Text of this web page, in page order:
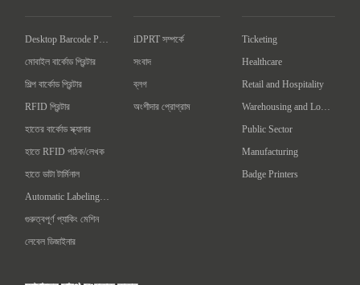
মোবাইল বার্কোড প্রিন্টার
শিল্প বার্কোড প্রিন্টার
RFID প্রিন্টার
হাতের বার্কোড স্ক্যানার
হাতে RFID পাঠক/লেখক
হাতে ডাটা টার্মিনাল
গুরুত্বপূর্ণ প্যাকিং মেশিন
লেবেল ডিজাইনার
iDPRT সম্পর্কে
সংবাদ
ব্লগ
অংশীদার প্রোগ্রাম
Ticketing
Healthcare
Retail and Hospitality
Public Sector
Manufacturing
Badge Printers